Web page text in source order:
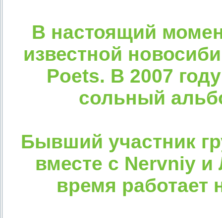
В настоящий
известной
Poets. В 2007
сольный
Бывший участник
вместе с Nervniy
время работает